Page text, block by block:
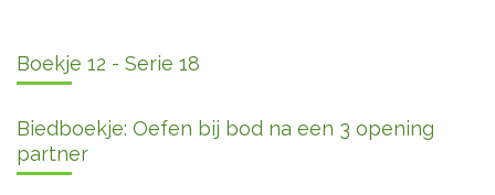
Boekje 12 - Serie 18
Biedboekje: Oefen bij bod na een 3 opening
partner